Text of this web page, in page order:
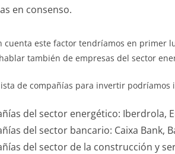
en consenso.
cuenta este factor tendríamos en primer
también de empresas del sector
de compañías para invertir podríamos
del sector energético: Iberdrola,
del sector bancario: Caixa Bank,
del sector de la construcción y